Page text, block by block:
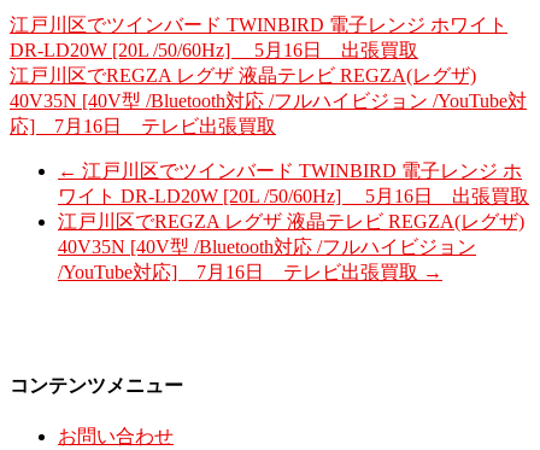
江戸川区でツインバード TWINBIRD 電子レンジ ホワイト
DR-LD20W [20L /50/60Hz] 5月16日 出張買取
江戸川区でREGZA レグザ 液晶テレビ REGZA(レグザ)
40V35N [40V型 /Bluetooth対応 /フルハイビジョン /YouTube対
応] 7月16日 テレビ出張買取
← 江戸川区でツインバード TWINBIRD 電子レンジ ホ
ワイト DR-LD20W [20L /50/60Hz] 5月16日 出張買取
江戸川区でREGZA レグザ 液晶テレビ REGZA(レグザ)
40V35N [40V型 /Bluetooth対応 /フルハイビジョン
/YouTube対応] 7月16日 テレビ出張買取 →
コンテンツメニュー
お問い合わせ